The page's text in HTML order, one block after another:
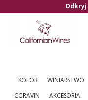
najlepsze z Kalifornii
KOLOR WINIARSTWO
CORAVIN
AKCESORIA